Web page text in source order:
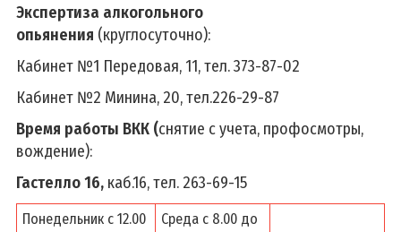
Экспертиза алкогольного
опьянения (круглосуточно):
Кабинет №1 Передовая, 11, тел. 373-87-02
Кабинет №2 Минина, 20, тел.226-29-87
Время работы ВКК (снятие с учета, профосмотры,
вождение):
Гастелло 16, каб.16, тел. 263-69-15
Понедельник с 12.00
Среда с 8.00 до